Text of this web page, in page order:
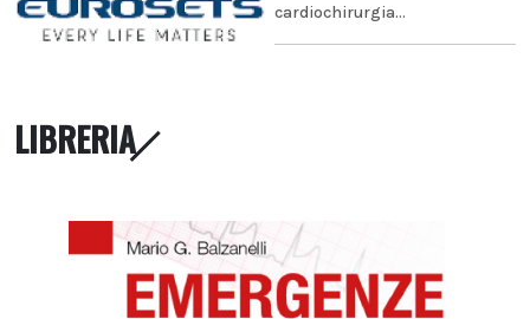
cardiochirurgia...
LIBRERIA